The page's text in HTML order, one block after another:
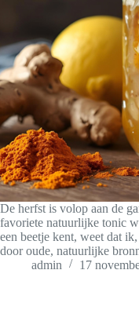
De herfst is volop aan de
favoriete natuurlijke tonic
een beetje kent, weet dat
door oude, natuurlijke
admin
17